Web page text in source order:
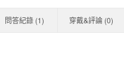
問答紀錄 (1) 穿戴&評論 (0)